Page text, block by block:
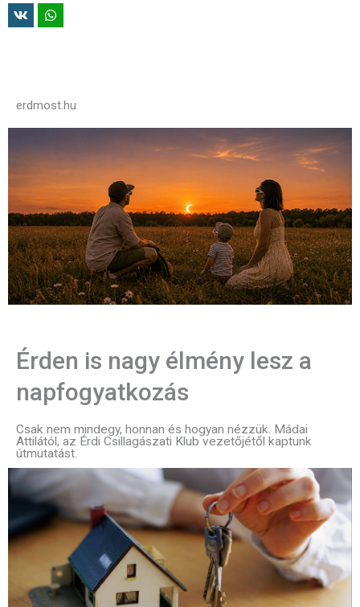
erdmost.hu
Érden is nagy élmény lesz a
napfogyatkozás
Csak nem mindegy, honnan és hogyan nézzük. Mádai
Attilától, az Érdi Csillagászati Klub vezetőjétől kaptunk
útmutatást.